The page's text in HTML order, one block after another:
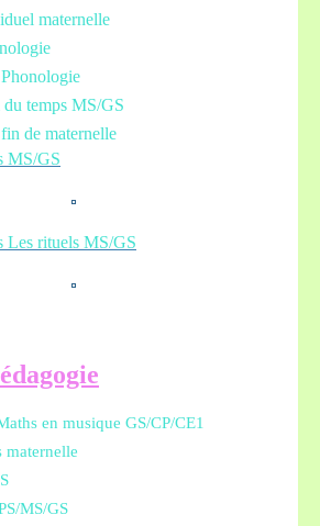
maternelle
temps MS/GS
de maternelle
MS/GS
Les rituels MS/GS
en musique GS/CP/CE1
MS/GS